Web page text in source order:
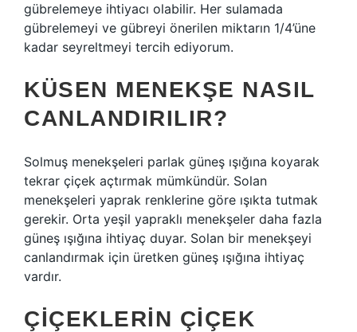
gübrelemeye ihtiyacı olabilir. Her sulamada
gübrelemeyi ve gübreyi önerilen miktarın 1/4’üne
kadar seyreltmeyi tercih ediyorum.
KÜSEN MENEKŞE NASIL
CANLANDIRILIR?
Solmuş menekşeleri parlak güneş ışığına koyarak
tekrar çiçek açtırmak mümkündür. Solan
menekşeleri yaprak renklerine göre ışıkta tutmak
gerekir. Orta yeşil yapraklı menekşeler daha fazla
güneş ışığına ihtiyaç duyar. Solan bir menekşeyi
canlandırmak için üretken güneş ışığına ihtiyaç
vardır.
ÇIÇEKLERIN ÇIÇEK